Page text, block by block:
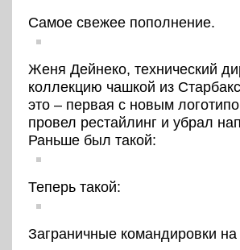
Самое свежее пополнение.
Женя Дейнеко, технический
коллекцию чашкой из
это – первая с новым
провел рестайлинг и убрал
Раньше был такой:
Теперь такой:
Заграничные командировки на